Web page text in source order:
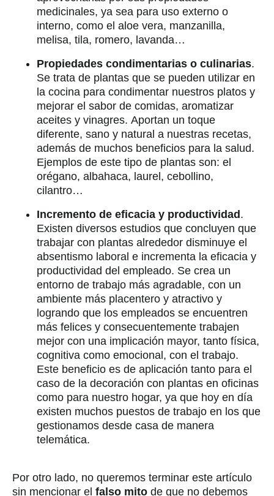
medicinales, ya sea para uso externo o
interno, como el aloe vera, manzanilla,
melisa, tila, romero, lavanda…
Propiedades condimentarias o culinarias.
Se trata de plantas que se pueden utilizar en
la cocina para condimentar nuestros platos y
mejorar el sabor de comidas, aromatizar
aceites y vinagres. Aportan un toque
diferente, sano y natural a nuestras recetas,
además de muchos beneficios para la salud.
Ejemplos de este tipo de plantas son: el
orégano, albahaca, laurel, cebollino,
cilantro…
Incremento de eficacia y productividad .
Existen diversos estudios que concluyen que
trabajar con plantas alrededor disminuye el
absentismo laboral e incrementa la eficacia y
productividad del empleado. Se crea un
entorno de trabajo más agradable, con un
ambiente más placentero y atractivo y
logrando que los empleados se encuentren
más felices y consecuentemente trabajen
mejor con una implicación mayor, tanto física,
cognitiva como emocional, con el trabajo.
Este beneficio es de aplicación tanto para el
caso de la decoración con plantas en oficinas
como para nuestro hogar, ya que hoy en día
existen muchos puestos de trabajo en los que
gestionamos desde casa de manera
telemática.
Por otro lado, no queremos terminar este artículo
sin mencionar el falso mito de que no debemos